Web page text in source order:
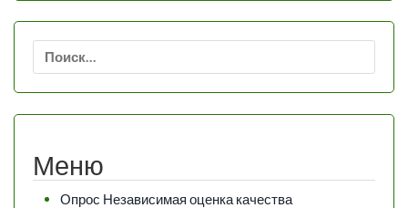
Найти:
Меню
Опрос Независимая оценка качества